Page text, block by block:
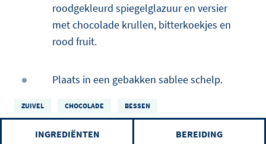
roodgekleurd spiegelglazuur en versier
met chocolade krullen, bitterkoekjes en
rood fruit.
Plaats in een gebakken sablee schelp.
ZUIVEL CHOCOLADE BESSEN
INGREDIËNTEN BEREIDING